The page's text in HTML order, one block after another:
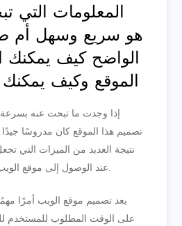
المعلومات التي
هو سريع وسهل
الواضح كيف يمكنك
الموقع وكيف يمكنك
إذا وجدت ما تبحث عنه
تصميم هذا الموقع كان مدروسًا جيدًا
نتيجة العديد من الميزات التي
عند الوصول إلى موقع الويب ، كما سنقوم بالتفصيل.
يعد تصميم موقع الويب أمرًا
على الوقت المطلوب للمستخدم